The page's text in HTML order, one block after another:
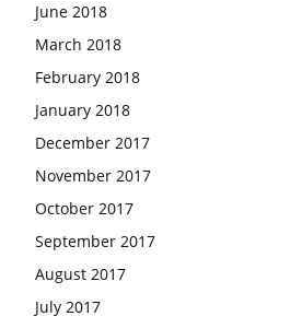
June 2018
March 2018
February 2018
January 2018
December 2017
November 2017
October 2017
September 2017
August 2017
July 2017